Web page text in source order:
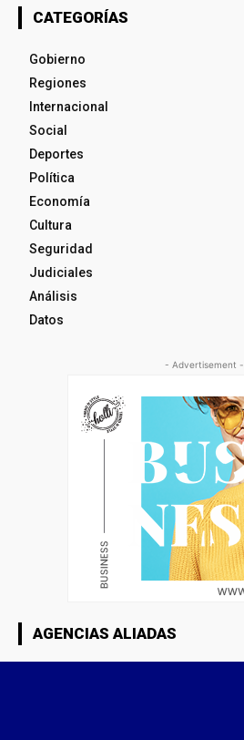
CATEGORÍAS
Gobierno
Regiones
Internacional
Social
Deportes
Política
Economía
Cultura
Seguridad
Judiciales
Análisis
Datos
- Advertisement -
AGENCIAS ALIADAS